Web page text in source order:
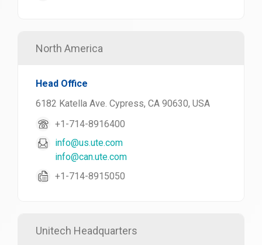
North America
Head Office
6182 Katella Ave. Cypress, CA 90630, USA
+1-714-8916400
info@us.ute.com
info@can.ute.com
+1-714-8915050
Unitech Headquarters